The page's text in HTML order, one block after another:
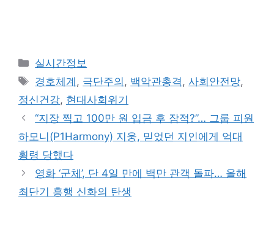
Categories
실시간정보
Tags
경호체계 , 극단주의 , 백악관총격,사회안전망,
정신건강, 현대사회위기
“지장 찍고 100만 원 입금 후 잠적?”… 그룹 피원
하모니(P1Harmony) 지웅, 믿었던 지인에게 억대
횡령 당했다
영화 ‘군체’, 단 4일 만에 백만 관객 돌파… 올해
최단기 흥행 신화의 탄생